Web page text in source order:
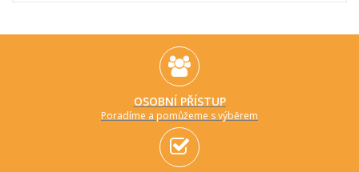
OSOBNÍ PŘÍSTUP
Poradíme a pomůžeme s výběrem